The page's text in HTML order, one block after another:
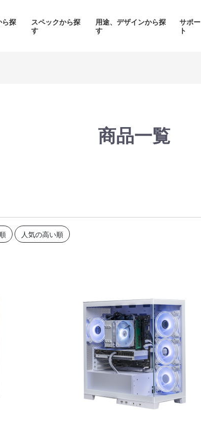
ら探
スペックから探
す
用途、デザインから探
す
サポー
ト
簡易水冷と曲面
を搭載したハイエン
デル。美しさと冷却性
商品一覧
人気の高い順